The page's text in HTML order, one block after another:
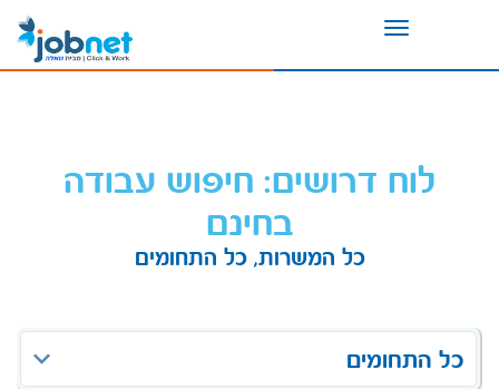
Toggle
לוח דרושים: חיפוש עבודה
בחינם
כל המשרות, כל התחומים
כל התחומים